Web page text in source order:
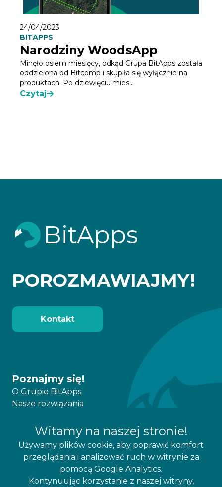
24/04/2023
BITAPPS
Narodziny WoodsApp
Minęło osiem miesięcy, odkąd Grupa BitApps została
oddzielona od Bitcomp i skupiła się wyłącznie na
produktach. Po dziewięciu mies...
Czytaj
BitApps
POROZMAWIAJMY!
Kontakt
Poznajmy się!
O Grupie BitApps
Nasze rozwiązania
Nasza oferta
Współpraca
Kariera
Witamy na naszej stronie!
Używamy plików cookie, aby poprawić komfort
przeglądania i analizować ruch w witrynie za
pomocą Google Analytics.
Kontynuując korzystanie z naszej witryny,